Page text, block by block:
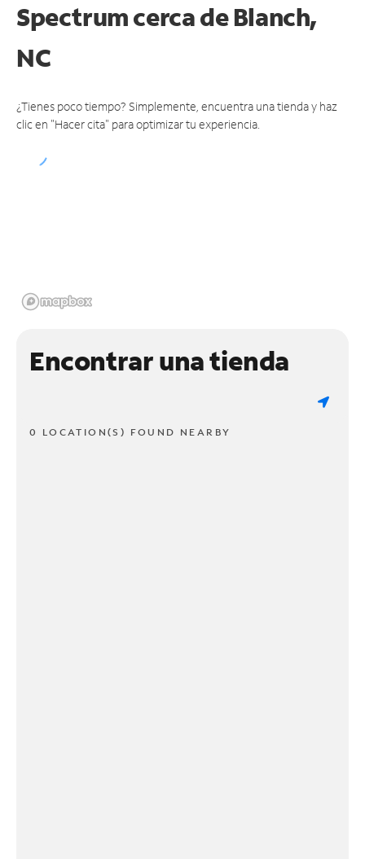
Spectrumcerca de Blanch,
NC
¿Tienes poco tiempo? Simplemente, encuentra una tienda y haz
clic en "Hacer cita" para optimizar tu experiencia.
Encontrar una tienda
0 LOCATION(S) FOUND NEARBY